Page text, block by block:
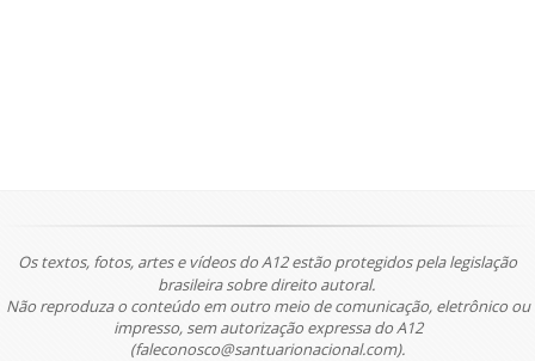
Os textos, fotos, artes e vídeos do A12 estão protegidos pela legislação
brasileira sobre direito autoral.
Não reproduza o conteúdo em outro meio de comunicação, eletrônico ou
impresso, sem autorização expressa do A12
(faleconosco@santuarionacional.com).